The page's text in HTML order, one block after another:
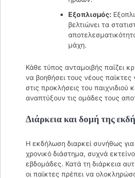
Εξοπλισμός:
βελτιώνει τα
μάχη.
Κάθε τύπος ανταμοιβής παίζει
να βοηθήσει τους νέους
στις προκλήσεις του παιχνιδιού
αναπτύξουν τις ομάδες τους
Διάρκεια και δομή της
Η εκδήλωση διαρκεί συνήθως για
χρονικό διάστημα, συχνά
εβδομάδες. Κατά τη διάρκεια
οι παίκτες πρέπει να